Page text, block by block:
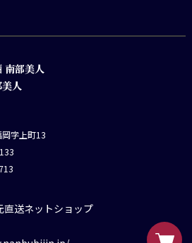
南部美人
人
字上町13
直送ネットショップ